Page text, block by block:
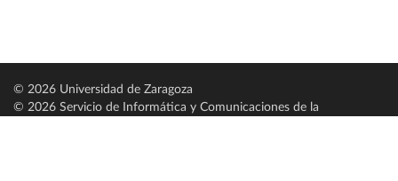
© 2026 Universidad de Zaragoza
© 2026 Servicio de Informática y Comunicaciones de la